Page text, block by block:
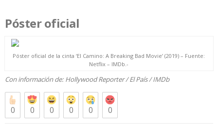
Póster oficial
Póster oficial de la cinta ‘El Camino: A Breaking Bad Movie’ (2019) – Fuente:
Netflix – IMDb.-
Con información de: Hollywood Reporter/El País/IMDb
0 0 0 0 0 0